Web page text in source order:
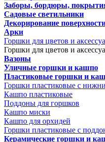
Заборы, бордюры,
Садовые светильники
Декорирование
Арки
Горшки для цветов и
Горшки для цветов и
Вазоны
Уличные горшки и кашпо
Пластиковые горшки и
Горшки пластиковые с
Кашпо пластиковые
Поддоны для горшков
Кашпо миски
Кашпо для орхидей
Горшки пластиковые с
Керамические горшки и